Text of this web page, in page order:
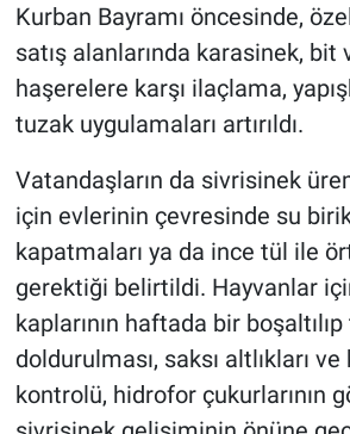
Kurban Bayramı öncesinde,
satış alanlarında karasinek, bit
haşerelere karşı ilaçlama,
tuzak uygulamaları artırıldı.
Vatandaşların da sivrisinek
için evlerinin çevresinde su
kapatmaları ya da ince tül ile
gerektiği belirtildi. Hayvanlar
kaplarının haftada bir
doldurulması, saksı altlıkları ve
kontrolü, hidrofor çukurlarının